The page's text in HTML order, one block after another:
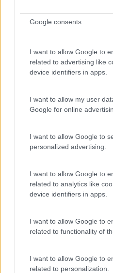
Google consents
I want to allow Google to
related to advertising like
device identifiers in apps.
I want to allow my user
Google for online
I want to allow Google to
personalized advertising.
I want to allow Google to
related to analytics like
device identifiers in apps.
I want to allow Google to
related to functionality of
I want to allow Google to
related to personalization.
‘FORA DA CAIXA’
profissionais de uma
tem receio de mudar.
LEIA MAIS